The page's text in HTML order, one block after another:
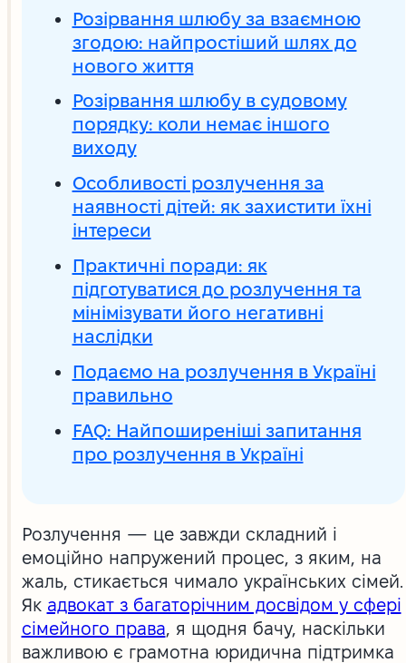
Розірвання шлюбу за взаємною
згодою: найпростіший шлях до
нового життя
Розірвання шлюбу в судовому
порядку: коли немає іншого
виходу
Особливості розлучення за
наявності дітей: як захистити їхні
інтереси
Практичні поради: як
підготуватися до розлучення та
мінімізувати його негативні
наслідки
Подаємо на розлучення в Україні
правильно
FAQ: Найпоширеніші запитання
про розлучення в Україні
Розлучення — це завжди складний і
емоційно напружений процес, з яким, на
жаль, стикається чимало українських сімей.
Як адвокат з багаторічним досвідом у сфері
сімейного права, я щодня бачу, наскільки
важливою є грамотна юридична підтримка